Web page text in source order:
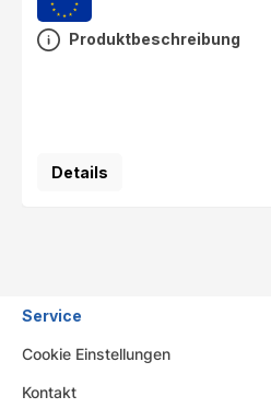
Produktbeschreibung
Details
Service
Cookie Einstellungen
Kontakt